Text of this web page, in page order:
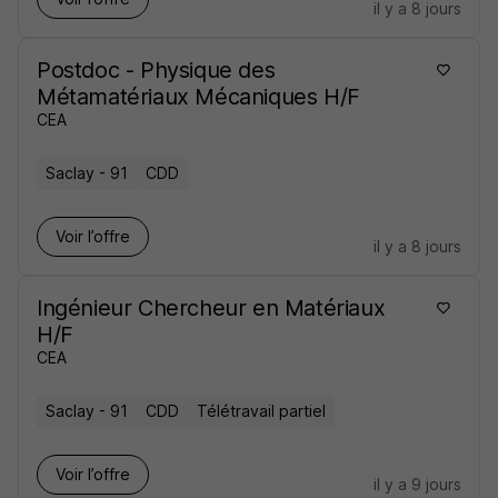
il y a 8 jours
Postdoc - Physique des
Métamatériaux Mécaniques H/F
CEA
Saclay - 91 CDD
Voir l’offre
il y a 8 jours
Ingénieur Chercheur en Matériaux
H/F
CEA
Saclay - 91 CDD Télétravail partiel
Voir l’offre
il y a 9 jours